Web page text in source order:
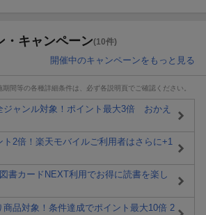
・キャンペーン(10件)
開催中のキャンペーンをもっと見る
間等の各種詳細条件は、必ず各説明頁でご確認ください。
ジャンル対象！ポイント最大3倍 おかえ
2倍！楽天モバイルご利用者はさらに+1
書カードNEXT利用でお得に読書を楽し
商品対象！条件達成でポイント最大10倍 2